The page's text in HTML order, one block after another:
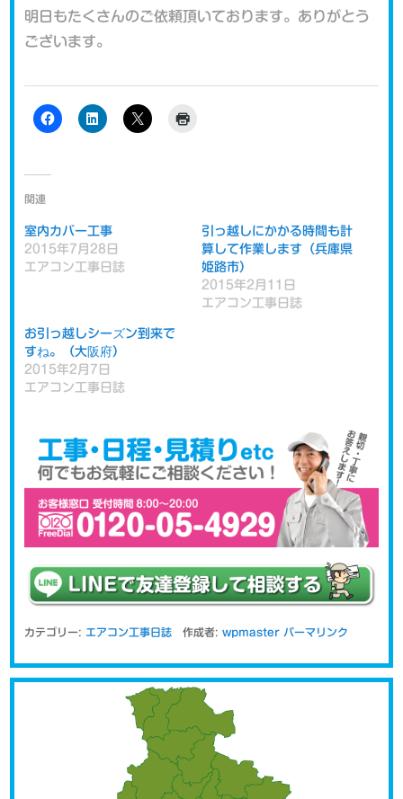
明日もたくさんのご依頼頂いております。ありがとう
ございます。
関連
室内カバー工事
2015年7月28日
エアコン工事日誌
引っ越しにかかる時間も計
算して作業します（兵庫県
姫路市）
2015年2月11日
エアコン工事日誌
お引っ越しシーズン到来で
すね。（大阪府）
2015年2月7日
エアコン工事日誌
カテゴリー: エアコン工事日誌作成者: wpmaster パーマリンク